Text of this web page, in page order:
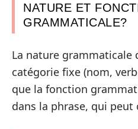
NATURE ET
GRAMMATICALE?
La nature grammaticale
catégorie fixe (nom,
que la fonction
dans la phrase, qui peut